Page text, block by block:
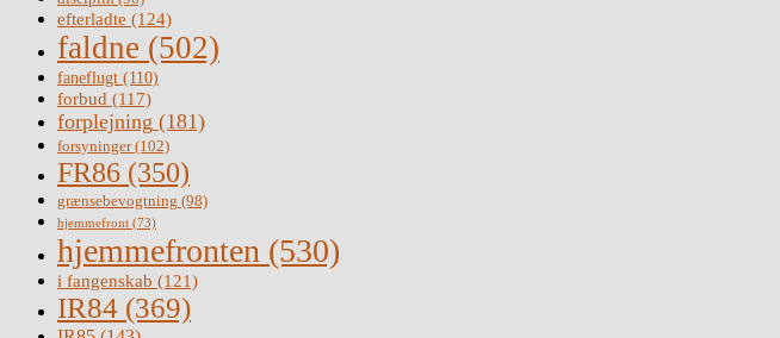
efterladte (124)
faldne (502)
faneflugt (110)
forbud (117)
forplejning (181)
forsyninger(102)
FR86 (350)
grænsebevogtning (98)
hjemmefront (73)
hjemmefronten (530)
i fangenskab (121)
IR84 (369)